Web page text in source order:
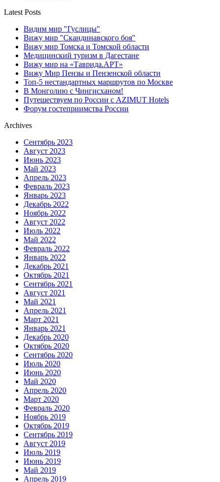
Latest Posts
Видим мир "Гуслицы"
Вижу мир "Скандинавского боя"
Вижу мир Томска и Томской области
Медицинский туризм в Дагестане
Вижу мир на «Таврида.АРТ»
Вижу Мир Пензы и Пензенской области
Топ-5 нестандартных маршрутов по Москве
В Монголию с Чингисханом!
Путешествуем по России с AZIMUT Hotels
Форум гостеприимства России
Archives
Сентябрь 2023
Август 2023
Июнь 2023
Май 2023
Апрель 2023
Февраль 2023
Январь 2023
Декабрь 2022
Ноябрь 2022
Август 2022
Июль 2022
Май 2022
Февраль 2022
Январь 2022
Декабрь 2021
Октябрь 2021
Сентябрь 2021
Август 2021
Май 2021
Апрель 2021
Март 2021
Январь 2021
Декабрь 2020
Октябрь 2020
Сентябрь 2020
Июль 2020
Июнь 2020
Май 2020
Апрель 2020
Март 2020
Февраль 2020
Ноябрь 2019
Октябрь 2019
Сентябрь 2019
Август 2019
Июль 2019
Июнь 2019
Май 2019
Апрель 2019